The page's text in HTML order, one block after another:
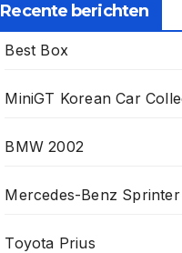
Recente berichten
Best Box
MiniGT Korean Car
BMW 2002
Mercedes-Benz Sprinter
Toyota Prius